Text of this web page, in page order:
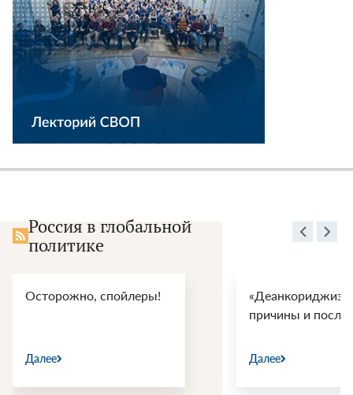
Россия в глобальной
политике
Осторожно, спойлеры!
Далее
причины и
Далее